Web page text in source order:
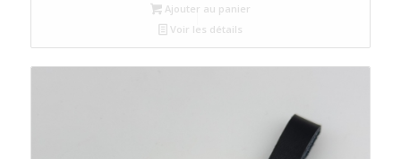
Ajouter au panier
Voir les détails